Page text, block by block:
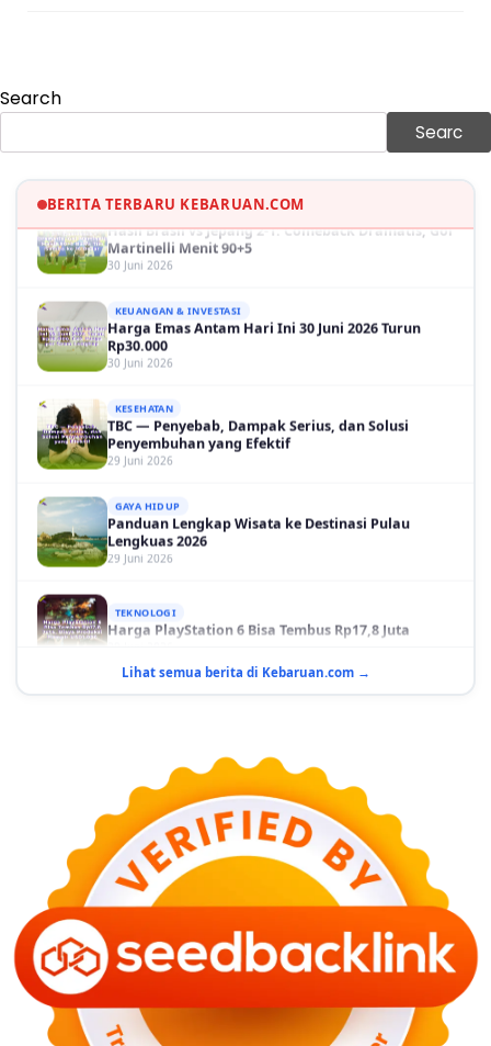
Search
Searc
BERITA TERBARU KEBARUAN.COM
Sinopsis Film Marauders, Misteri Perampokan
30 Juni 2026
OLAH RAGA
Martinelli Menit 90+5
30 Juni 2026
Harga Emas Antam Hari Ini 30 Juni 2026 Turun
Rp30.000
30 Juni 2026
TBC — Penyebab, Dampak Serius, dan Solusi
Penyembuhan yang Efektif
29 Juni 2026
Panduan Lengkap Wisata ke Destinasi Pulau
Lengkuas 2026
29 Juni 2026
Harga PlayStation 6 Bisa Tembus Rp17,8 Juta
29 Juni 2026
KESEHATAN
Bahaya Memakai Softlens untuk Mata yang Jarang
Diketahui
29 Juni 2026
NASIONAL
PLN Kalimantan Lakukan Manajemen Beban
Sama-sama Menguat
30 Juni 2026
Lihat semua berita di Kebaruan.com →